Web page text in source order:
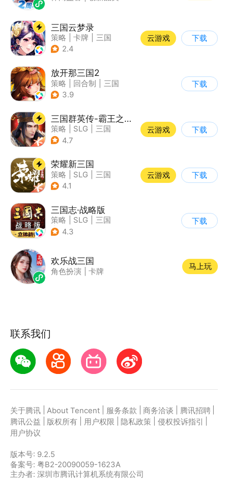
三国云梦录
策略 卡牌
三国
| 中国风
2.4
云游戏 下载
放开那三国2
策略 回合制
三国
| Q版
3.9
下载
三国群英传-霸王之业
策略 SLG
三国
| 中国风
4.7
云游戏 下载
荣耀新三国
策略 SLG
三国
| 中国风
4.1
云游戏 下载
三国志·战略版
策略 SLG
三国
| 三国志
4.3
下载
欢乐战三国
角色扮演 卡牌
马上玩
联系我们
关于腾讯 About Tencent 服务条款 商务洽谈 腾讯招聘
腾讯公益
版权所有 用户权限 隐私政策 侵权投诉指引
用户协议
版本号: 9.2.5
备案号: 粤B2-20090059-1623A
主办者: 深圳市腾讯计算机系统有限公司